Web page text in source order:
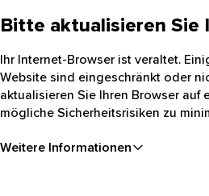
Bitte aktualisieren Sie
Ihr Internet-Browser ist veraltet.
Website sind eingeschränkt oder
aktualisieren Sie Ihren Browser auf
mögliche Sicherheitsrisiken zu
Weitere Informationen